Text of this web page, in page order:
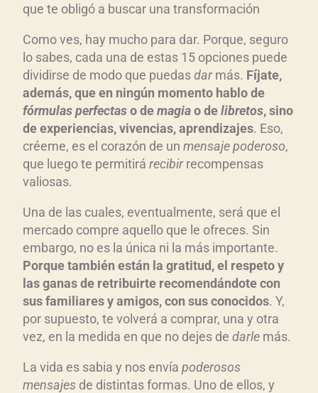
que te obligó a buscar una transformación
Como ves, hay mucho para dar. Porque, seguro
lo sabes, cada una de estas 15 opciones puede
dividirse de modo que puedasdarmás. Fíjate,
además, que en ningún momento hablo de
fórmulas perfectaso demagiao delibretos, sino
de experiencias, vivencias, aprendizajes. Eso,
créeme, es el corazón de un mensaje poderoso,
que luego te permitirá recibirrecompensas
valiosas.
Una de las cuales, eventualmente, será que el
mercado compre aquello que le ofreces. Sin
embargo, no es la única ni la más importante.
Porque también están la gratitud, el respeto y
las ganas de retribuirte recomendándote con
sus familiares y amigos, con sus conocidos. Y,
por supuesto, te volverá a comprar, una y otra
vez, en la medida en que no dejes de darle más.
La vida es sabia y nos envía poderosos
mensajes de distintas formas. Uno de ellos, y